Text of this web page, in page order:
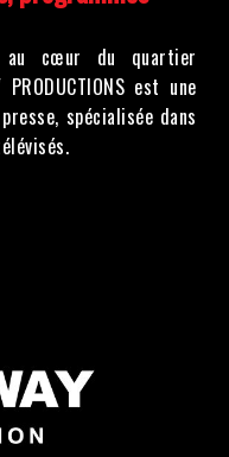
au cœur du quartier
est une
spécialisée dans